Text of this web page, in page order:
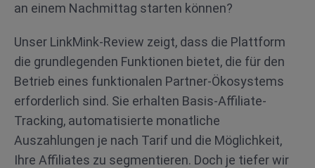
an einem Nachmittag starten können?
Unser LinkMink-Review zeigt, dass die Plattform
die grundlegenden Funktionen bietet, die für den
Betrieb eines funktionalen Partner-Ökosystems
erforderlich sind. Sie erhalten Basis-Affiliate-
Tracking, automatisierte monatliche
Auszahlungen je nach Tarif und die Möglichkeit,
Ihre Affiliates zu segmentieren. Doch je tiefer wir